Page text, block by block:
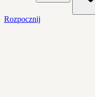
Rozpocznij